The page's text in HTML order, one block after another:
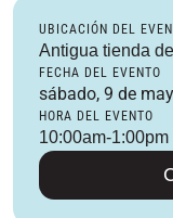
UBICACIÓN DEL
Antigua tienda
FECHA DEL EVENTO
sábado, 9 de
HORA DEL EVENTO
10:00am-1:00pm